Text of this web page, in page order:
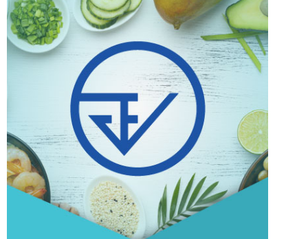
ออกไปจีนจึงเป็นอีกทางเลือกที่น่าสนใจ read more